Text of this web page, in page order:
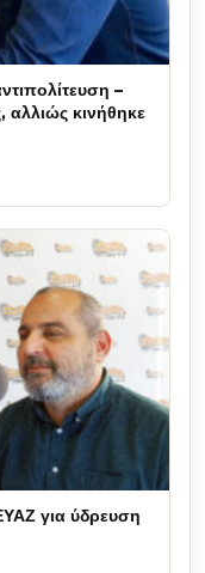
–
κινήθηκε
για ύδρευση